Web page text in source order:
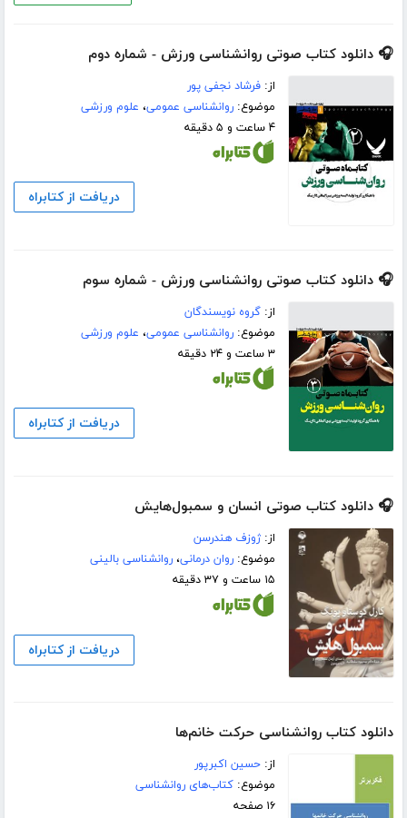
🎧 دانلود کتاب صوتی روانشناسی ورزش - شماره دوم
از:فرشاد نجفی پور
موضوع:روانشناسی عمومی، علوم ورزشی
۴ ساعت و ۵ دقیقه
دریافت از کتابراه
🎧 دانلود کتاب صوتی روانشناسی ورزش - شماره سوم
از:گروه نویسندگان
موضوع:روانشناسی عمومی، علوم ورزشی
۳ ساعت و ۲۴ دقیقه
دریافت از کتابراه
🎧 دانلود کتاب صوتی انسان و سمبول‌هایش
از:ژوزف هندرسن
موضوع:روان درمانی،روانشناسی بالینی
۱۵ ساعت و ۳۷ دقیقه
دریافت از کتابراه
دانلود کتاب روانشناسی حرکت خانم‌ها
از:حسین اکبرپور
موضوع:کتاب‌های روانشناسی
۱۶ صفحه